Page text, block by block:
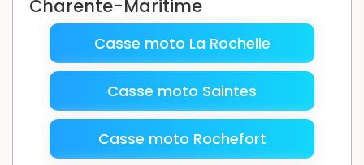
Charente-Maritime
Casse moto La Rochelle
Casse moto Saintes
Casse moto Rochefort